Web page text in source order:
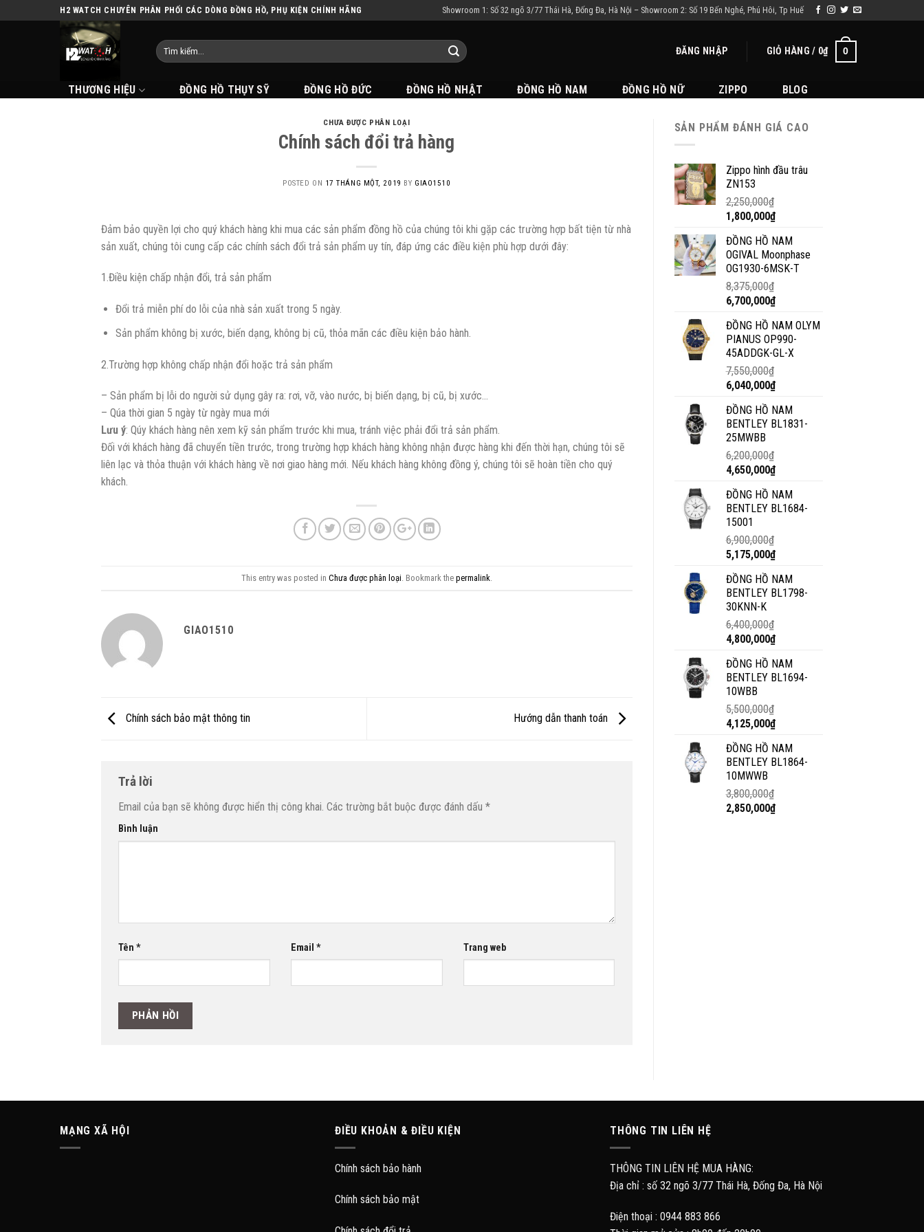
H2 WATCH CHUYÊN PHÂN PHỐI CÁC DÒNG ĐỒNG HỒ, PHỤ KIỆN CHÍNH HÃNG Showroom 1: Số 32 ngõ 3/77 Thái Hà, Đống Đa, Hà Nội – Showroom 2: Số 19 Bến Nghé, Phú Hôi, Tp Huế
ĐĂNG NHẬP GIỎ HÀNG / 0₫ 0
THƯƠNG HIỆU ĐỒNG HỒ THỤY SỸ ĐỒNG HỒ ĐỨC ĐỒNG HỒ NHẬT ĐỒNG HỒ NAM ĐỒNG HỒ NỮ ZIPPO BLOG
CHƯA ĐƯỢC PHÂN LOẠI
Chính sách đổi trả hàng
POSTED ON 17 THÁNG MỘT, 2019 BY GIAO1510
Đảm bảo quyền lợi cho quý khách hàng khi mua các sản phẩm đồng hồ của chúng tôi khi gặp các trường hợp bất tiện từ nhà
sản xuất, chúng tôi cung cấp các chính sách đổi trả sản phẩm uy tín, đáp ứng các điều kiện phù hợp dưới đây:
1.Điều kiện chấp nhận đổi, trả sản phẩm
Đổi trả miễn phí do lỗi của nhà sản xuất trong 5 ngày.
Sản phẩm không bị xước, biến dạng, không bị cũ, thỏa mãn các điều kiện bảo hành.
2.Trường hợp không chấp nhận đổi hoặc trả sản phẩm
– Sản phẩm bị lỗi do người sử dụng gây ra: rơi, vỡ, vào nước, bị biến dạng, bị cũ, bị xước…
– Qúa thời gian 5 ngày từ ngày mua mới
Lưu ý: Qúy khách hàng nên xem kỹ sản phẩm trước khi mua, tránh việc phải đổi trả sản phẩm.
Đối với khách hàng đã chuyển tiền trước, trong trường hợp khách hàng không nhận được hàng khi đến thời hạn, chúng tôi sẽ
liên lạc và thỏa thuận với khách hàng về nơi giao hàng mới. Nếu khách hàng không đồng ý, chúng tôi sẽ hoàn tiền cho quý
khách.
This entry was posted in Chưa được phân loại . Bookmark the permalink.
GIAO1510
Chính sách bảo mật thông tin Hướng dẫn thanh toán
Trả lời
Email của bạn sẽ không được hiển thị công khai. Các trường bắt buộc được đánh dấu *
Bình luận
Tên * Email * Trang web
SẢN PHẨM ĐÁNH GIÁ CAO
Zippo hình đầu trâu
ZN153
2,250,000₫
1,800,000₫
ĐỒNG HỒ NAM
OGIVAL Moonphase
OG1930-6MSK-T
8,375,000₫
6,700,000₫
ĐỒNG HỒ NAM OLYM
PIANUS OP990-
45ADDGK-GL-X
7,550,000₫
6,040,000₫
ĐỒNG HỒ NAM
BENTLEY BL1831-
25MWBB
6,200,000₫
4,650,000₫
ĐỒNG HỒ NAM
BENTLEY BL1684-
15001
6,900,000₫
5,175,000₫
ĐỒNG HỒ NAM
BENTLEY BL1798-
30KNN-K
6,400,000₫
4,800,000₫
ĐỒNG HỒ NAM
BENTLEY BL1694-
10WBB
5,500,000₫
4,125,000₫
ĐỒNG HỒ NAM
BENTLEY BL1864-
10MWWB
3,800,000₫
2,850,000₫
MẠNG XÃ HỘI ĐIỀU KHOẢN & ĐIỀU KIỆN
Chính sách bảo hành
Chính sách bảo mật
THÔNG TIN LIÊN HỆ
THÔNG TIN LIÊN HỆ MUA HÀNG:
Địa chỉ : số 32 ngõ 3/77 Thái Hà, Đống Đa, Hà Nội
Điện thoại : 0944 883 866